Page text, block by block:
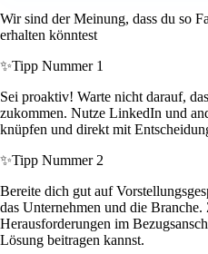
Wir sind der Meinung, dass du so
erhalten könntest
✨Tipp Nummer 1
Sei proaktiv! Warte nicht darauf,
zukommen. Nutze LinkedIn und
knüpfen und direkt mit
✨Tipp Nummer 2
Bereite dich gut auf
das Unternehmen und die Branche.
Herausforderungen im
Lösung beitragen kannst.